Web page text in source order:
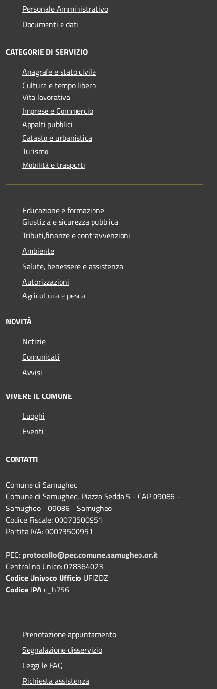
Personale Amministrativo
Documenti e dati
CATEGORIE DI SERVIZIO
Anagrafe e stato civile
Cultura e tempo libero
Vita lavorativa
Imprese e Commercio
Appalti pubblici
Catasto e urbanistica
Turismo
Mobilità e trasporti
Educazione e formazione
Giustizia e sicurezza pubblica
Tributi,finanze e contravvenzioni
Ambiente
Salute, benessere e assistenza
Autorizzazioni
Agricoltura e pesca
NOVITÀ
Notizie
Comunicati
Avvisi
VIVERE IL COMUNE
Luoghi
Eventi
CONTATTI
Comune di Samugheo
Comune di Samugheo, Piazza Sedda 5 - CAP 09086 -
Samugheo - 09086 - Samugheo
Codice Fiscale: 00073500951
Partita IVA: 00073500951
PEC: protocollo@pec.comune.samugheo.or.it
Centralino Unico: 078364023
Codice Univoco Ufficio UFJZDZ
Codice IPAc_h756
Prenotazione appuntamento
Segnalazione disservizio
Leggi le FAQ
Richiesta assistenza